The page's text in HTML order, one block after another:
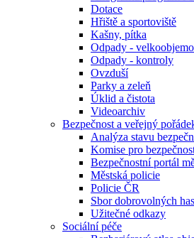
Dotace
Hřiště a sportoviště
Kašny, pítka
Odpady -
Odpady - kontroly
Ovzduší
Parky a zeleň
Úklid a čistota
Videoarchiv
Bezpečnost a veřejný
Analýza stavu
Komise pro
Bezpečnostní portál
Městská policie
Policie ČR
Sbor dobrovolných
Užitečné odkazy
Sociální péče